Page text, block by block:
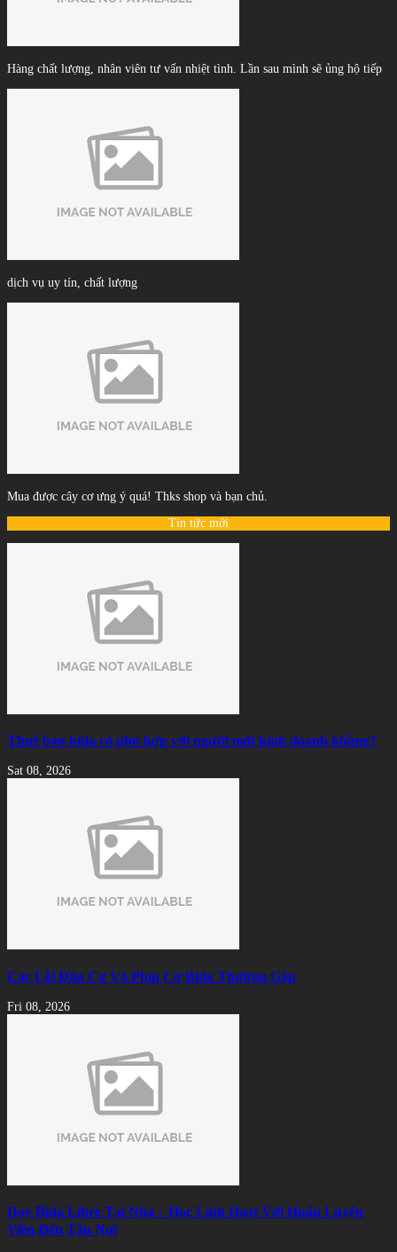
Hàng chất lượng, nhân viên tư vấn nhiệt tình. Lần sau mình sẽ ủng hộ tiếp
dịch vụ uy tín, chất lượng
Mua được cây cơ ưng ý quá! Thks shop và bạn chủ.
Tin tức mới
Thuê bàn bida có phù hợp với người mới kinh doanh không?
Sat 08, 2026
Các Lỗi Đầu Cơ Và Phíp Cơ Bida Thường Gặp
Fri 08, 2026
Dạy Bida Libre Tại Nhà – Học Linh Hoạt Với Huấn Luyện
Viên Đến Tận Nơi